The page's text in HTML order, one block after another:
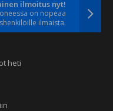
ilmoitus nyt!
on nopeaa
ilmaista.
heti